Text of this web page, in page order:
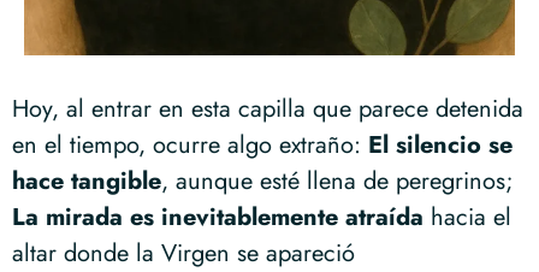
Hoy, al entrar en esta capilla que parece detenida
en el tiempo, ocurre algo extraño: El silencio se
hace tangible, aunque esté llena de peregrinos;
La mirada es inevitablemente atraída hacia el
altar donde la Virgen se apareció